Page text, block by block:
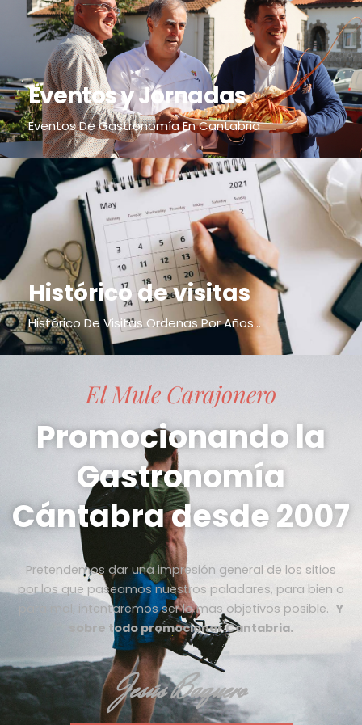
Eventos y Jornadas
Eventos De Gastronomía En Cantabria
Histórico de visitas
Histórico De Visitas Ordenas Por Años...
El Mule Carajonero
Promocionando la
Gastronomía
Cántabra desde 2007
Pretendemos dar una impresión general de los sitios
por los que paseamos nuestros paladares, para bien o
para mal, intentaremos ser lo mas objetivos posible. Y
sobre todo promocionar Cantabria.
Jesús Baquero